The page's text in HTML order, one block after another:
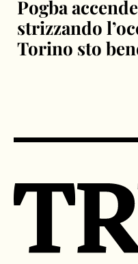
Pogba
strizzando
Torino sto